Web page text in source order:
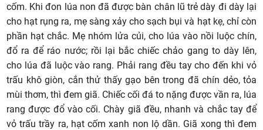
cốm. Khi đon lúa non đã được bàn chân lũ trẻ dày đi dày lại
cho hạt rụng ra, mẹ sàng xảy cho sạch bụi và hạt kẹ, chỉ còn
phần hạt chắc. Mẹ nhóm lửa củi, cho lúa vào nồi luộc chín,
đổ ra để ráo nước; rồi lại bắc chiếc chảo gang to dày lên,
cho lúa đã luộc vào rang. Phải rang đều tay cho đến khi vỏ
trấu khô giòn, cắn thử thấy gạo bên trong đã chín dẻo, tỏa
mùi thơm, thì đem giã. Chiếc cối đá to nặng được vần ra, lúa
rang được đổ vào cối. Chày giã đều, nhanh và chắc tay để
vỏ trấu trầy ra, hạt cốm xanh non lộ dần. Giã xong thì đem